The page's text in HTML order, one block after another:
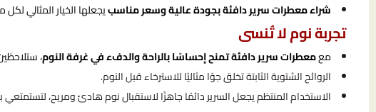
شراء معطرات سرير دافئة بجودة عالية وسعر مناسبيجعلها الخيار المثالي لكل
تجربة نوم لا تُنسى
معمعطرات سرير دافئة تمنح إحساسًا بالراحة والدفء في غرفة النوم،
الروائح الشتوية الثابتة تخلق جوًا مثاليًا للاسترخاء قبل النوم.
الاستخدام المنتظم يجعل السرير دائمًا جاهزًا لاستقبال نوم هادئ ومريح،